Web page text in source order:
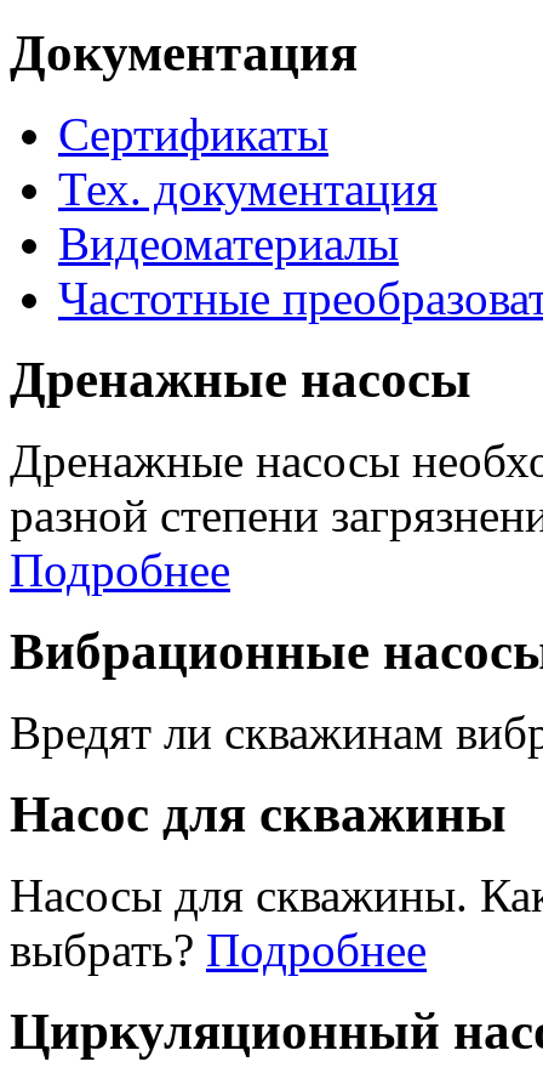
Документация
Сертификаты
Тех. документация
Видеоматериалы
Частотные
Дренажные насосы
Дренажные насосы
разной степени
Подробнее
Вибрационные
Вредят ли скважинам
Насос для скважины
Насосы для скважины.
выбрать? Подробнее
Циркуляционный